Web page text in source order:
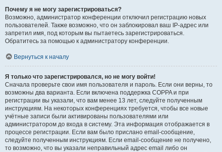
Почему я не могу зарегистрироваться?
Возможно, администратор конференции отключил регистрацию новых
пользователей. Также возможно, что он заблокировал ваш IP-адрес или
запретил имя, под которым вы пытаетесь зарегистрироваться.
Обратитесь за помощью к администратору конференции.
Вернуться к началу
Я только что зарегистрировался, но не могу войти!
Сначала проверьте свои имя пользователя и пароль. Если они верны, то
возможны два варианта. Если включена поддержка COPPA и при
регистрации вы указали, что вам менее 13 лет, следуйте полученным
инструкциям. На некоторых конференциях требуется, чтобы все новые
учётные записи были активированы пользователями или
администратором до входа в систему. Эта информация отображается в
процессе регистрации. Если вам было прислано email-сообщение,
следуйте полученным инструкциям. Если email-сообщение не получено,
то возможно, что вы указали неправильный адрес email либо он